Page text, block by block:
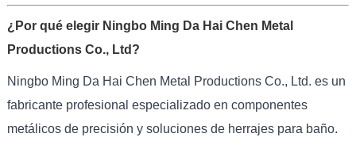
¿Por qué elegir Ningbo Ming Da Hai Chen Metal
Productions Co., Ltd?
Ningbo Ming Da Hai Chen Metal Productions Co., Ltd. es un
fabricante profesional especializado en componentes
metálicos de precisión y soluciones de herrajes para baño.